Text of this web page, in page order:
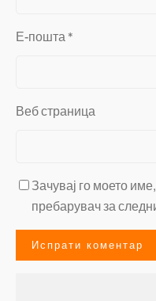
Е-пошта *
Веб страница
Зачувај го моето
пребарувач за